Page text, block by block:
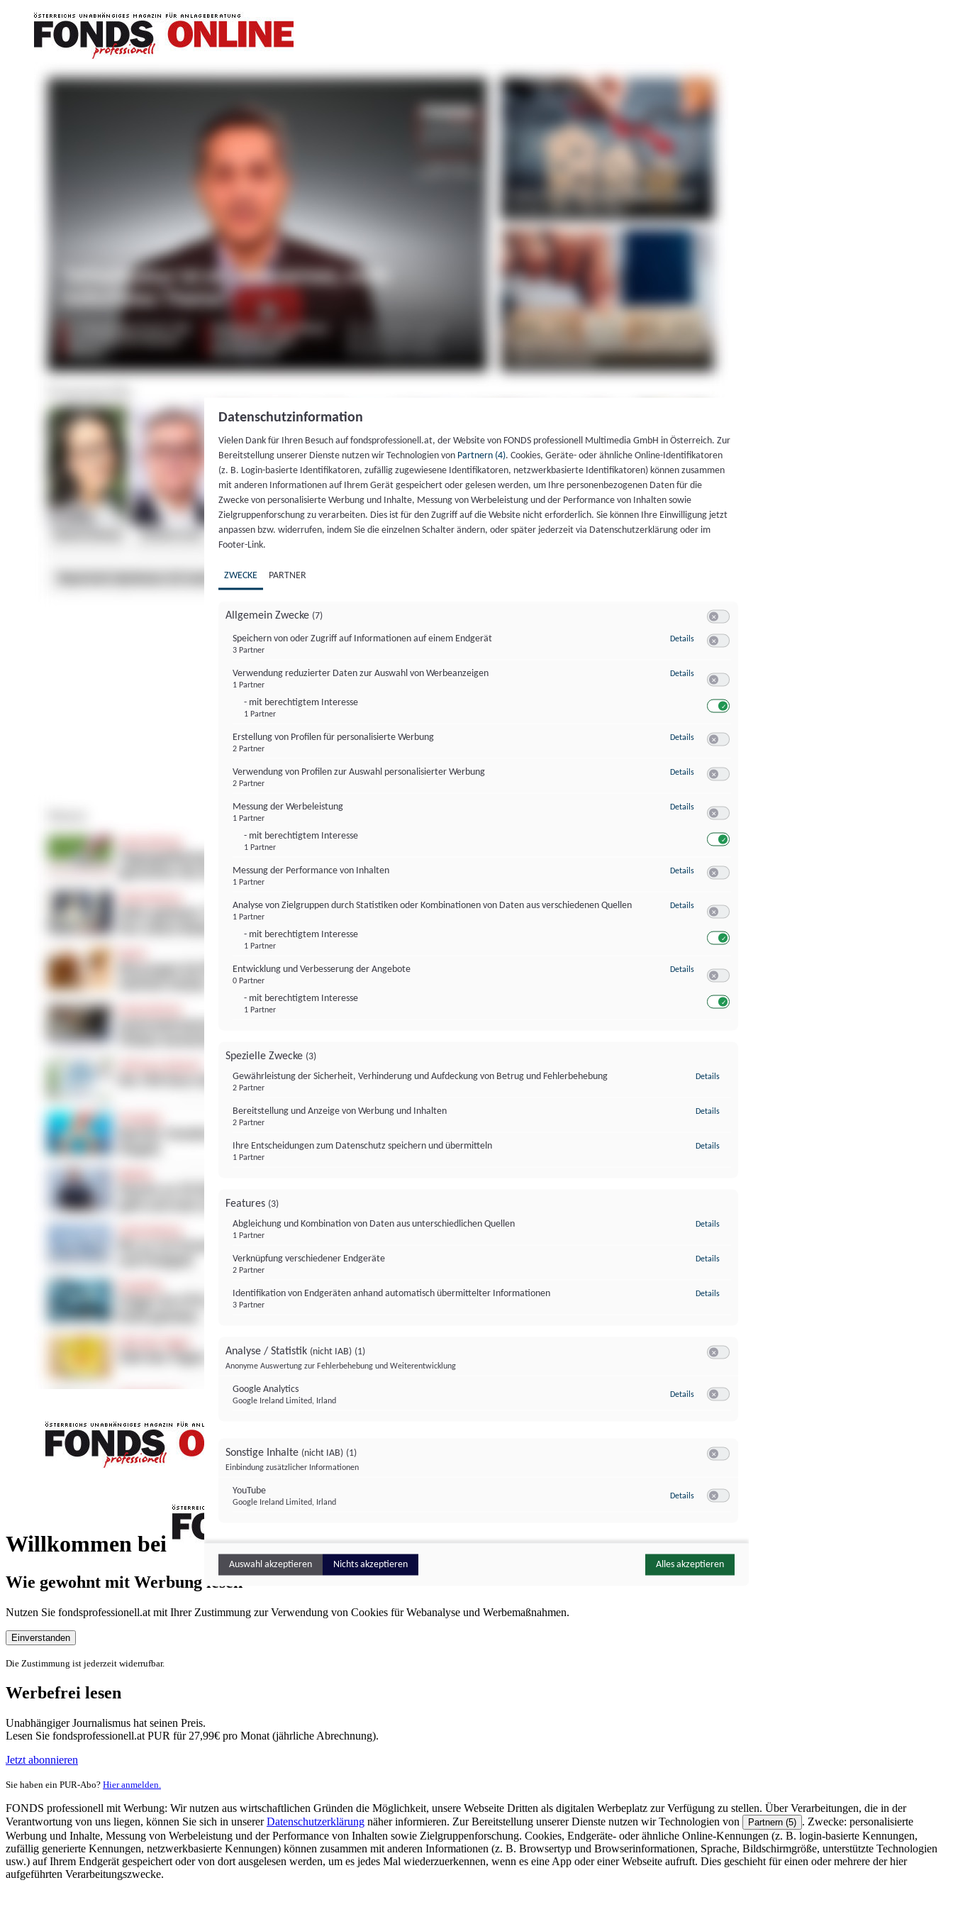
Willkommen bei
FONDS professionell
Wie gewohnt mit Werbung lesen
Nutzen Sie fondsprofessionell.at mit Ihrer Zustimmung zur Verwendung von Cookies für Webanalyse und Werbemaßnahmen.
Einverstanden
Die Zustimmung ist jederzeit widerrufbar.
Werbefrei lesen
Unabhängiger Journalismus hat seinen Preis.
Lesen Sie fondsprofessionell.at PUR für 27,99€ pro Monat (jährliche Abrechnung).
Jetzt abonnieren
Sie haben ein PUR-Abo? Hier anmelden.
FONDS professionell mit Werbung: Wir nutzen aus wirtschaftlichen Gründen die Möglichkeit, unsere Webseite Dritten als digitalen Werbeplatz zur Verfügung zu stellen. Über Verarbeitungen, die in der
Verantwortung von uns liegen, können Sie sich in unsererDatenschutzerklärung näher informieren. Zur Bereitstellung unserer Dienste nutzen wir Technologien von Partnern (5) . Zwecke: personalisierte
Werbung und Inhalte, Messung von Werbeleistung und der Performance von Inhalten sowie Zielgruppenforschung. Cookies, Endgeräte- oder ähnliche Online-Kennungen (z. B. login-basierte Kennungen,
zufällig generierte Kennungen, netzwerkbasierte Kennungen) können zusammen mit anderen Informationen (z. B. Browsertyp und Browserinformationen, Sprache, Bildschirmgröße, unterstützte Technologien
usw.) auf Ihrem Endgerät gespeichert oder von dort ausgelesen werden, um es jedes Mal wiederzuerkennen, wenn es eine App oder einer Webseite aufruft. Dies geschieht für einen oder mehrere der hier
aufgeführten Verarbeitungszwecke.
Datenschutzinformation
Vielen Dank für Ihren Besuch auf fondsprofessionell.at, der Website von FONDS professionell Multimedia GmbH in Österreich. Zur
Bereitstellung unserer Dienste nutzen wir Technologien von Partnern (4). Cookies, Geräte- oder ähnliche Online-Identifikatoren
(z. B. Login-basierte Identifikatoren, zufällig zugewiesene Identifikatoren, netzwerkbasierte Identifikatoren) können zusammen
mit anderen Informationen auf Ihrem Gerät gespeichert oder gelesen werden, um Ihre personenbezogenen Daten für die
Zwecke von personalisierte Werbung und Inhalte, Messung von Werbeleistung und der Performance von Inhalten sowie
Zielgruppenforschung zu verarbeiten. Dies ist für den Zugriff auf die Website nicht erforderlich. Sie können Ihre Einwilligung jetzt
anpassen bzw. widerrufen, indem Sie die einzelnen Schalter ändern, oder später jederzeit via Datenschutzerklärung oder im
Footer-Link.
ZWECKE PARTNER
Allgemein Zwecke (7)
Speichern von oder Zugriff auf Informationen auf einem Endgerät
3 Partner
Details zu Speichern von oder Zugriff auf Informationen auf einem Endgerät
Verwendung reduzierter Daten zur Auswahl von Werbeanzeigen
1 Partner
- mit berechtigtem Interesse
1 Partner
Details zu Verwendung reduzierter Daten zur Auswahl von Werbeanzeigen
Erstellung von Profilen für personalisierte Werbung
2 Partner
Details zu Erstellung von Profilen für personalisierte Werbung
Verwendung von Profilen zur Auswahl personalisierter Werbung
2 Partner
Details zu Verwendung von Profilen zur Auswahl personalisierter Werbung
Messung der Werbeleistung
1 Partner
- mit berechtigtem Interesse
1 Partner
Details zu Messung der Werbeleistung
Messung der Performance von Inhalten
1 Partner
Details zu Messung der Performance von Inhalten
Analyse von Zielgruppen durch Statistiken oder Kombinationen von Daten aus verschiedenen Quellen
1 Partner
- mit berechtigtem Interesse
1 Partner
Details zu Analyse von Zielgruppen durch Statistiken oder Kombinationen von
Entwicklung und Verbesserung der Angebote
0 Partner
- mit berechtigtem Interesse
1 Partner
Details zu Entwicklung und Verbesserung der Angebote
Spezielle Zwecke (3)
Gewährleistung der Sicherheit, Verhinderung und Aufdeckung von Betrug und Fehlerbehebung
2 Partner
Details
Bereitstellung und Anzeige von Werbung und Inhalten
2 Partner
Details
Ihre Entscheidungen zum Datenschutz speichern und übermitteln
1 Partner
Details
Features (3)
Abgleichung und Kombination von Daten aus unterschiedlichen Quellen
1 Partner
Details
Verknüpfung verschiedener Endgeräte
2 Partner
Details
Identifikation von Endgeräten anhand automatisch übermittelter Informationen
3 Partner
Details
Analyse / Statistik (nicht IAB) (1)
Anonyme Auswertung zur Fehlerbehebung und Weiterentwicklung
Google Analytics
Google Ireland Limited, Irland
Details zu Google Analytics
Sonstige Inhalte (nicht IAB) (1)
Einbindung zusätzlicher Informationen
YouTube
Google Ireland Limited, Irland
Details zu YouTube
Auswahl akzeptieren Nichts akzeptieren Alles akzeptieren